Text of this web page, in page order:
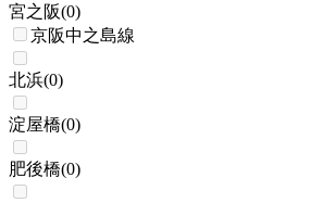
宮之阪(0)
京阪中之島線
北浜(0)
淀屋橋(0)
肥後橋(0)